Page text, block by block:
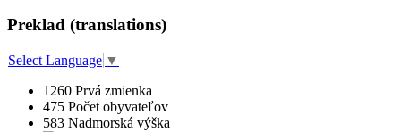
Preklad (translations)
Select Language ▼
1260 Prvá zmienka
475 Počet obyvateľov
583 Nadmorská výška